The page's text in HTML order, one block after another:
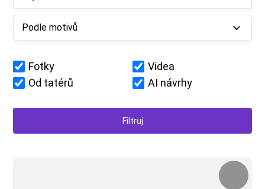
Podle motivů
Fotky
Videa
Od tatérů
AI návrhy